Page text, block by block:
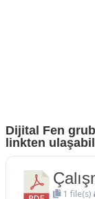
Dijital Fen
linkten
1 file(s)